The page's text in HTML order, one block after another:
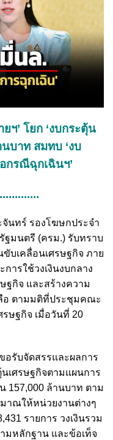
ฯ’ โยก ‘งบกระตุ้น
บาท สมทบ ‘งบ
กรณีฉุกเฉินฯ’
นทร์ รองโฆษกประจำ
ฐมนตรี (ครม.) รับทราบ
บเคลื่อนเศรษฐกิจ ภาย
ารใช้วงเงินงบกลาง
ฐกิจ และสร้างความ
อ ตามมติที่ประชุมคณะ
ษฐกิจ เมื่อวันที่ 20
อรับจัดสรรและผลการ
เศรษฐกิจตามแผนการ
157,000 ล้านบาท ตาม
าณให้หน่วยงานต่างๆ
รายการ วงเงินรวม
มหลักฐาน และข้อเท็จ